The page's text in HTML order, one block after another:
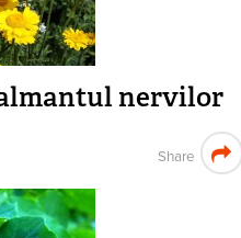
nervilor
Share